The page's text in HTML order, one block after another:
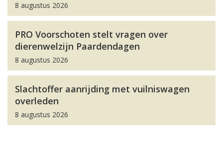
8 augustus 2026
PRO Voorschoten stelt vragen over
dierenwelzijn Paardendagen
8 augustus 2026
Slachtoffer aanrijding met vuilniswagen
overleden
8 augustus 2026